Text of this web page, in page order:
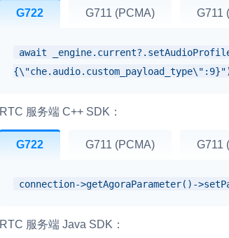
G722 G711 (PCMA) G711
await
RTC 服务端 C++ SDK：
G722 G711 (PCMA) G711
connection->getAgoraParameter()-
RTC 服务端 Java SDK：